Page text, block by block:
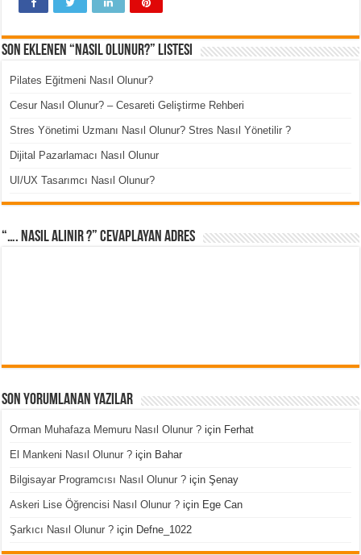
Son Eklenen “Nasıl Olunur?” Listesi
Pilates Eğitmeni Nasıl Olunur?
Cesur Nasıl Olunur? – Cesareti Geliştirme Rehberi
Stres Yönetimi Uzmanı Nasıl Olunur? Stres Nasıl Yönetilir ?
Dijital Pazarlamacı Nasıl Olunur
UI/UX Tasarımcı Nasıl Olunur?
“…. Nasıl Alınır ?” cevaplayan adres
Son Yorumlanan Yazılar
Orman Muhafaza Memuru Nasıl Olunur ? için Ferhat
El Mankeni Nasıl Olunur ? için Bahar
Bilgisayar Programcısı Nasıl Olunur ? içinŞenay
Askeri Lise Öğrencisi Nasıl Olunur ? için Ege Can
Şarkıcı Nasıl Olunur ? için Defne_1022